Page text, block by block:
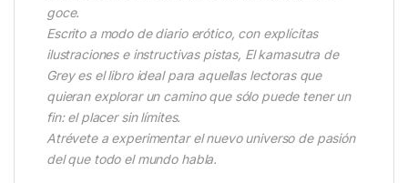
goce.
Escrito a modo de diario erótico, con explícitas
ilustraciones e instructivas pistas, El kamasutra de
Grey es el libro ideal para aquellas lectoras que
quieran explorar un camino que sólo puede tener un
fin: el placer sin límites.
Atrévete a experimentar el nuevo universo de pasión
del que todo el mundo habla.